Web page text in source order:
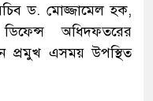
ড. মোজ্জামেল হক,
অধিদফতরের
প্রমুখ এসময় উপস্থিত